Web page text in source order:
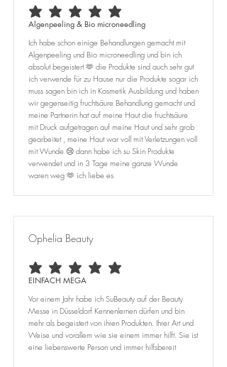
durchschnittliches Rating ist 5 von 5
Algenpeeling & Bio microneedling
Ich habe schon einige Behandlungen gemacht mit
Algenpeeling und Bio microneedling und bin ich
absolut begeistert 🫶 die Produkte sind auch sehr gut
ich verwende für zu Hause nur die Produkte sogar ich
muss sagen bin ich in Kosmetik Ausbildung und haben
wir gegenseitig fruchtsäure Behandlung gemacht und
meine Partnerin hat auf meine Haut die fruchtsäure
mit Druck aufgetragen auf meine Haut und sehr grob
gearbeitet , meine Haut war voll mit Verletzungen voll
mit Wunde 😢 dann habe ich su Skin Produkte
verwendet und in 3 Tage meine ganze Wunde
waren weg 🫶 ich liebe es
Ophelia Beauty
durchschnittliches Rating ist 5 von 5
EINFACH MEGA
Vor einem Jahr habe ich SuBeauty auf der Beauty
Messe in Düsseldorf Kennenlernen dürfen und bin
mehr als begeistert von ihren Produkten. Ihrer Art und
Weise und vorallem wie sie einem immer hilft. Sie ist
eine liebenswerte Person und immer hilfsbereit